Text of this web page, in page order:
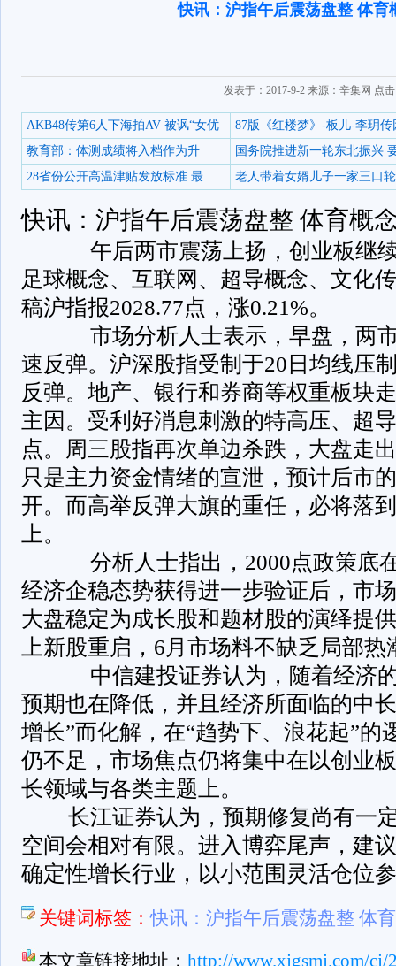
快讯：沪指午后震荡盘整 体育
发表于：2017-9-2 来源：辛集网 点
AKB48传第6人下海拍AV 被讽“女优
87版《红楼梦》-板儿-李玥传
教育部：体测成绩将入档作为升
国务院推进新一轮东北振兴
28省份公开高温津贴发放标准 最
老人带着女婿儿子一家三口
快讯：沪指午后震荡盘整 体育概
午后两市震荡上扬，创业板继续
足球概念、互联网、超导概念、文化
稿沪指报2028.77点，涨0.21%。
市场分析人士表示，早盘，两市
速反弹。沪深股指受制于20日均线压
反弹。地产、银行和券商等权重板块
主因。受利好消息刺激的特高压、超
点。周三股指再次单边杀跌，大盘走
只是主力资金情绪的宣泄，预计后市
开。而高举反弹大旗的重任，必将落
上。
分析人士指出，2000点政策底
经济企稳态势获得进一步验证后，市
大盘稳定为成长股和题材股的演绎提
上新股重启，6月市场料不缺乏局部热
中信建投证券认为，随着经济的
预期也在降低，并且经济所面临的中
增长”而化解，在“趋势下、浪花起”的
仍不足，市场焦点仍将集中在以创业
长领域与各类主题上。
长江证券认为，预期修复尚有一
空间会相对有限。进入博弈尾声，建
确定性增长行业，以小范围灵活仓位
关键词标签：快讯：沪指午后震荡盘整 体
本文章链接地址： http://www.xjgsmj.com/cj/